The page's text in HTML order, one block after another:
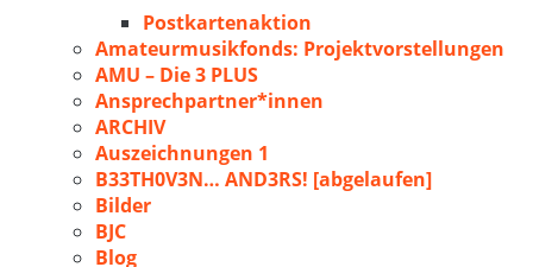
Postkartenaktion
Amateurmusikfonds: Projektvorstellungen
AMU – Die 3 PLUS
Ansprechpartner*innen
ARCHIV
Auszeichnungen 1
B33TH0V3N… AND3RS! [abgelaufen]
Bilder
BJC
Blog